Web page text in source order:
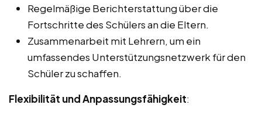
Regelmäßige Berichterstattung über die
Fortschritte des Schülers an die Eltern.
Zusammenarbeit mit Lehrern, um ein
umfassendes Unterstützungsnetzwerk für den
Schüler zu schaffen.
Flexibilität und Anpassungsfähigkeit: